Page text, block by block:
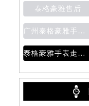
泰格豪雅售后
广州泰格豪雅手表维修服务中心的地址
泰格豪雅手表走时变快